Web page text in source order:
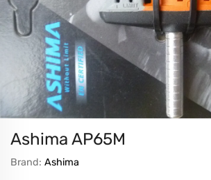
Ashima AP65M
Brand: Ashima